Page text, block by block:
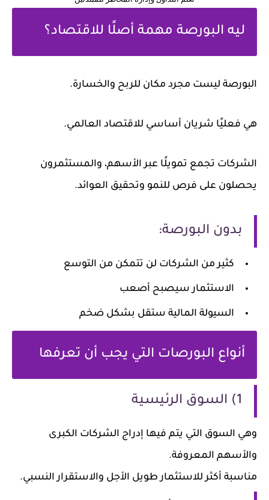
ليه البورصة مهمة أصلًا للاقتصاد؟
البورصة ليست مجرد مكان للربح والخسارة.
هي فعليًا شريان أساسي للاقتصاد العالمي.
الشركات تجمع تمويلًا عبر الأسهم، والمستثمرون
يحصلون على فرص للنمو وتحقيق العوائد.
بدون البورصة:
كثير من الشركات لن تتمكن من التوسع
الاستثمار سيصبح أصعب
السيولة المالية ستقل بشكل ضخم
أنواع البورصات التي يجب أن تعرفها
1) السوق الرئيسية
وهي السوق التي يتم فيها إدراج الشركات الكبرى
والأسهم المعروفة.
مناسبة أكثر للاستثمار طويل الأجل والاستقرار النسبي.